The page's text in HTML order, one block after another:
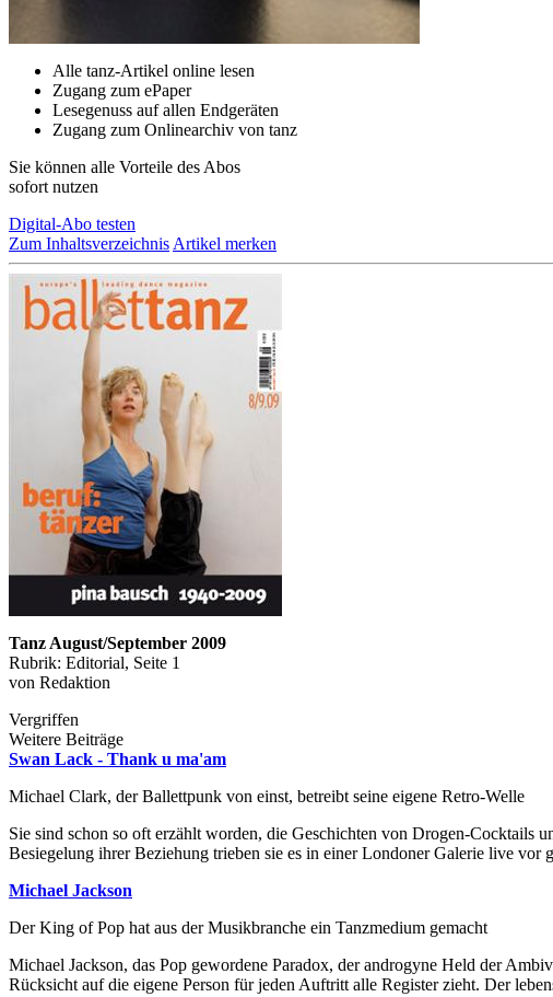
Alle tanz-Artikel online lesen
Zugang zum ePaper
Lesegenuss auf allen Endgeräten
Zugang zum Onlinearchiv von tanz
Sie können alle Vorteile des Abos
sofort nutzen
Digital-Abo testen
Zum Inhaltsverzeichnis Artikel merken
Tanz August/September 2009
Rubrik: Editorial, Seite 1
von Redaktion
Vergriffen
Weitere Beiträge
Swan Lack - Thank u ma'am
Michael Clark, der Ballettpunk von einst, betreibt seine eigene Retro-Welle
Sie sind schon so oft erzählt worden, die Geschichten von Drogen-Cocktails
Besiegelung ihrer Beziehung trieben sie es in einer Londoner Galerie live
Michael Jackson
Der King of Pop hat aus der Musikbranche ein Tanzmedium gemacht
Michael Jackson, das Pop gewordene Paradox, der androgyne Held der
Rücksicht auf die eigene Person für jeden Auftritt alle Register zieht. Der